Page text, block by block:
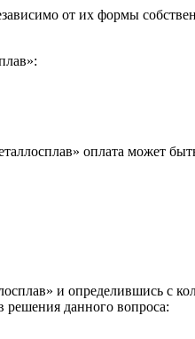
от их формы
оплата может
и определившись с
решения данного вопроса: